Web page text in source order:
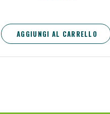
AGGIUNGI AL CARRELLO